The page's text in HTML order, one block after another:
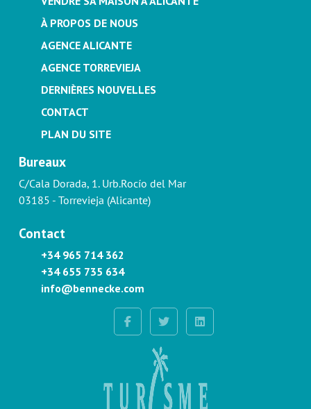
À PROPOS DE NOUS
AGENCE ALICANTE
AGENCE TORREVIEJA
DERNIÈRES NOUVELLES
CONTACT
PLAN DU SITE
Bureaux
C/Cala Dorada, 1. Urb.Rocío del Mar
03185 - Torrevieja (Alicante)
Contact
+34 965 714 362
+34 655 735 634
info@bennecke.com